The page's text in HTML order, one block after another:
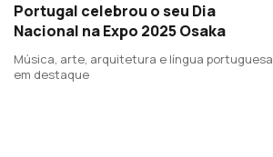
Portugal celebrou o seu Dia
Nacional na Expo 2025 Osaka
Música, arte, arquitetura e língua portuguesa
em destaque